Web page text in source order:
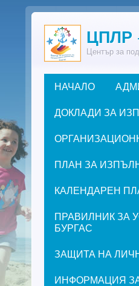
съдържание
ЦПЛР
Център за
Основно меню
НАЧАЛО
ДОКЛАДИ ЗА
ПЛАН ЗА
КАЛЕНДАРЕН
ПРАВИЛНИК ЗА
БУРГАС
ЗАЩИТА НА
ИНФОРМАЦИЯ ЗА